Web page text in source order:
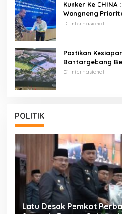
Kunker Ke
Wangneng
Pada Proyek PSEL
Di Internasional
Pastikan
Bantargebang
Bekasi Dan
Di Internasional
POLITIK
Latu Desak Pemkot